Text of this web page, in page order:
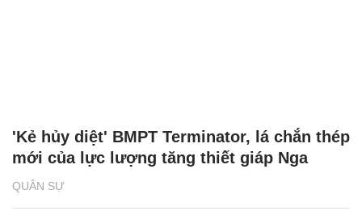
QUÂN SỰ
'Kẻ hủy diệt' BMPT Terminator, lá chắn thép
mới của lực lượng tăng thiết giáp Nga